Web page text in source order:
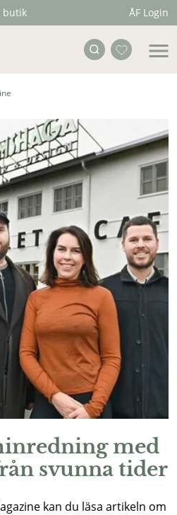
butik ÅF Login
med
svunna tider
kan du läsa artikeln om